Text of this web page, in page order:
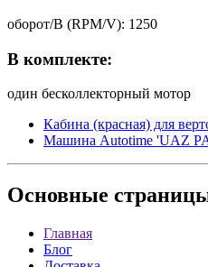
оборот/В (RPM/V): 1250
В комплекте:
один бесколлекторный мотор
Кабина (красная) для
Машина Autotime 'UAZ
Основные
Главная
Блог